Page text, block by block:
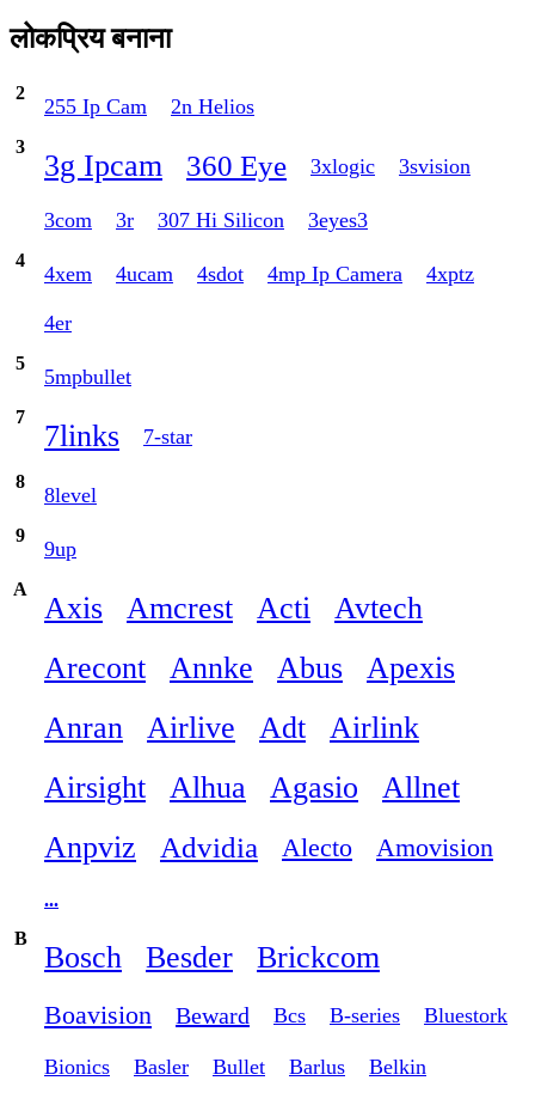
लोकप्रिय बनाना
2
255 Ip Cam 2n Helios
3
3g Ipcam 360 Eye 3xlogic 3svision
3com 3r 307 Hi Silicon 3eyes3
4
4xem 4ucam 4sdot 4mp Ip Camera 4xptz
4er
5
5mpbullet
7
7links 7-star
8
8level
9
9up
A
Axis Amcrest Acti
Avtech
Arecont
Annke Abus
Apexis
Anran
Airlive Adt
Airlink
Airsight
Alhua Agasio
Allnet
Anpviz
Advidia Alecto Amovision
...
B
Bosch Besder Brickcom
Boavision Beward Bcs B-series Bluestork
Bionics Basler Bullet Barlus Belkin